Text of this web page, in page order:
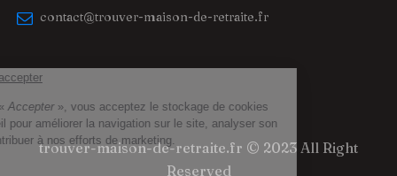
contact@trouver-maison-de-retraite.fr
trouver-maison-de-retraite.fr © 2023 All Right
Reserved